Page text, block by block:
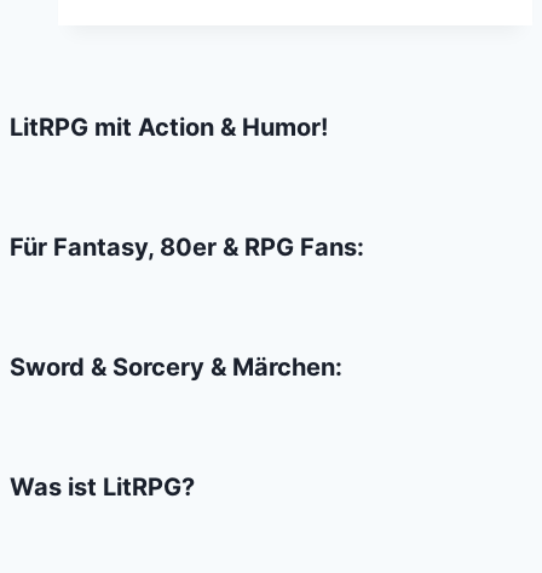
City
LitRPG mit Action & Humor!
Für Fantasy, 80er & RPG Fans:
Sword & Sorcery & Märchen:
Was ist LitRPG?